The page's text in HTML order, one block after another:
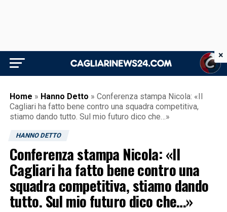
Home » Hanno Detto » Conferenza stampa Nicola: «Il
Cagliari ha fatto bene contro una squadra competitiva,
stiamo dando tutto. Sul mio futuro dico che…»
HANNO DETTO
Conferenza stampa Nicola: «Il
Cagliari ha fatto bene contro una
squadra competitiva, stiamo dando
tutto. Sul mio futuro dico che…»
×